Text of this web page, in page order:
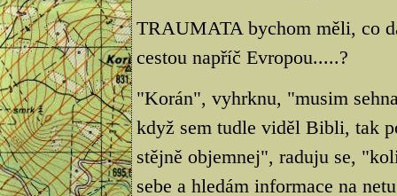
TRAUMATA bychom měli, co
cestou napříč Evropou.....?
"Korán", vyhrknu, "musim
když sem tudle viděl Bibli, tak
stějně objemnej", raduju se,
sebe a hledám informace na